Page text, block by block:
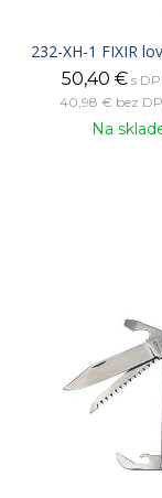
232-XH-1 FIXIR
50,40 € s
40,98 € bez
Na